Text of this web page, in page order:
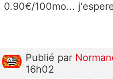
0.90€/100mo...
Publié par
16h02